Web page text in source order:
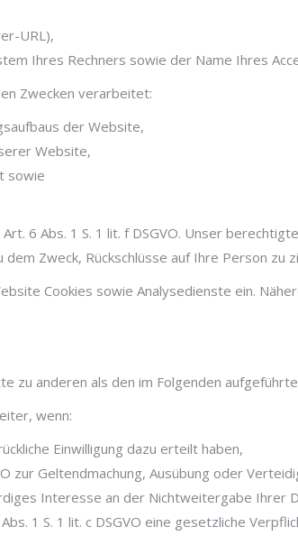
URL),
Ihres Rechners sowie der Name Ihres
Zwecken verarbeitet:
der Website,
Website,
sowie
6 Abs. 1 S. 1 lit. f DSGVO. Unser
Zweck, Rückschlüsse auf Ihre Person zu
Cookies sowie Analysedienste ein.
zu anderen als den im Folgenden
wenn:
Einwilligung dazu erteilt haben,
zur Geltendmachung, Ausübung oder
Interesse an der Nichtweitergabe Ihrer
1 S. 1 lit. c DSGVO eine gesetzliche